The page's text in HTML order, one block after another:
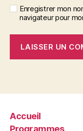
Enregistrer mon
navigateur pour
Accueil